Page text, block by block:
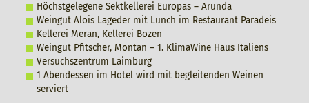
Höchstgelegene Sektkellerei Europas – Arunda
Weingut Alois Lageder mit Lunch im Restaurant Paradeis
Kellerei Meran, Kellerei Bozen
Weingut Pfitscher, Montan – 1. KlimaWine Haus Italiens
Versuchszentrum Laimburg
1 Abendessen im Hotel wird mit begleitenden Weinen
serviert